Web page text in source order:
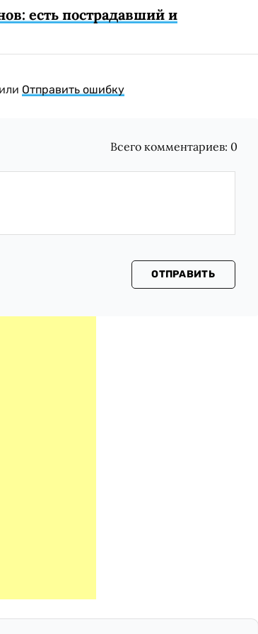
есть пострадавший и
Отправить ошибку
Всего комментариев: 0
ОТПРАВИТЬ